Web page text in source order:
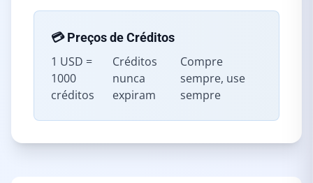
💳 Preços de Créditos
1 USD =
1000
créditos
Créditos
nunca
expiram
Compre
sempre, use
sempre